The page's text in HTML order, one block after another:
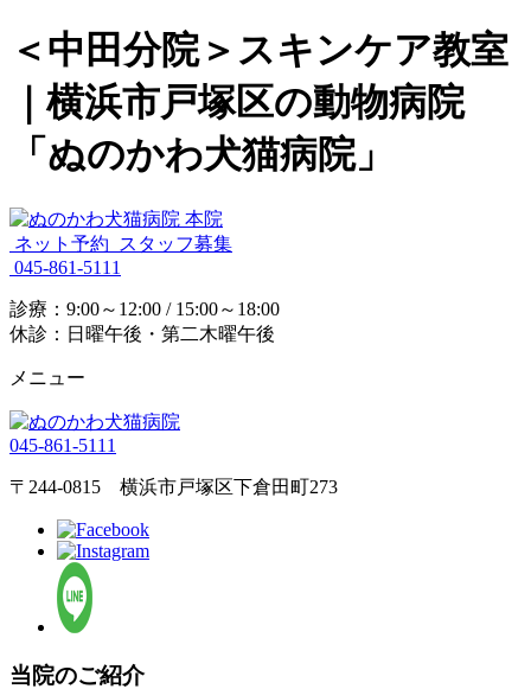
＜中田分院＞スキンケア教室
｜横浜市戸塚区の動物病院
「ぬのかわ犬猫病院」
ネット予約
スタッフ募集
045-861-5111
診療：9:00～12:00 / 15:00～18:00
休診：日曜午後・第二木曜午後
メニュー
045-861-5111
〒244-0815 横浜市戸塚区下倉田町273
当院のご紹介